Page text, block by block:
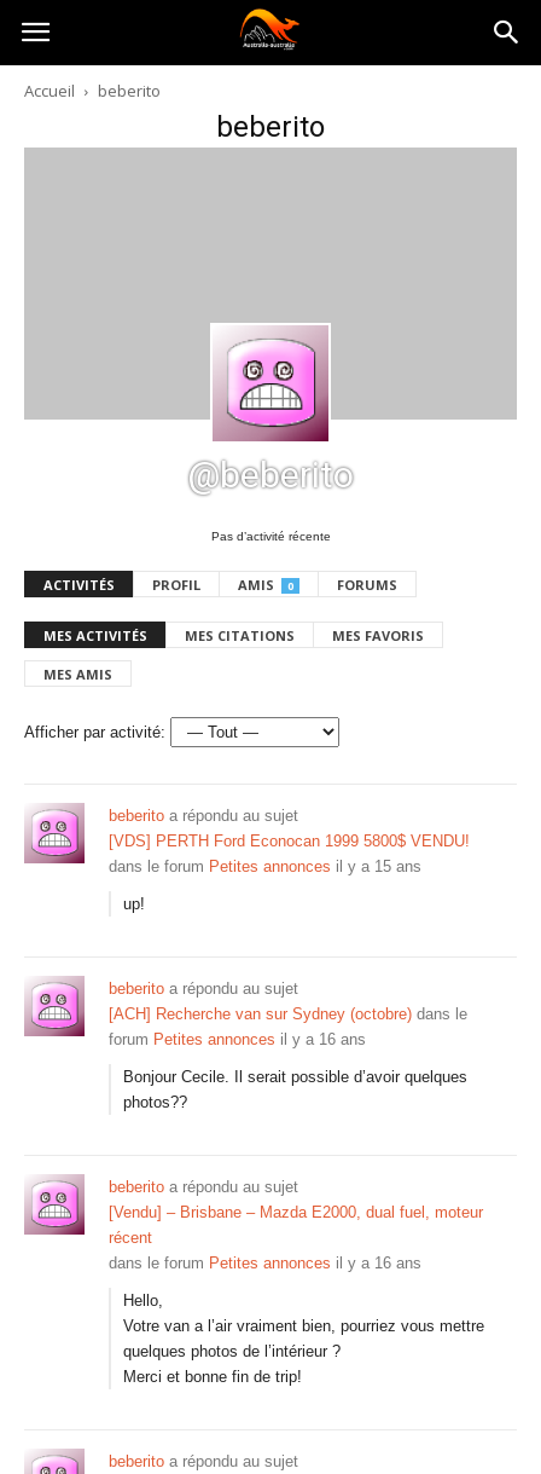
Australia-
australie.com
Accueil beberito
beberito
@beberito
Pas d’activité récente
ACTIVITÉS PROFIL AMIS 0 FORUMS
MES ACTIVITÉS MES CITATIONS MES FAVORIS
MES AMIS
Afficher par activité:
beberito a répondu au sujet
[VDS] PERTH Ford Econocan 1999 5800$ VENDU!
dans le forum Petites annonces il y a 15 ans
up!
beberito a répondu au sujet
[ACH] Recherche van sur Sydney (octobre) dans le
forum Petites annonces il y a 16 ans
Bonjour Cecile. Il serait possible d’avoir quelques
photos??
beberito a répondu au sujet
[Vendu] – Brisbane – Mazda E2000, dual fuel, moteur
récent
dans le forum Petites annonces il y a 16 ans
Hello,
Votre van a l’air vraiment bien, pourriez vous mettre
quelques photos de l’intérieur ?
Merci et bonne fin de trip!
beberito a répondu au sujet